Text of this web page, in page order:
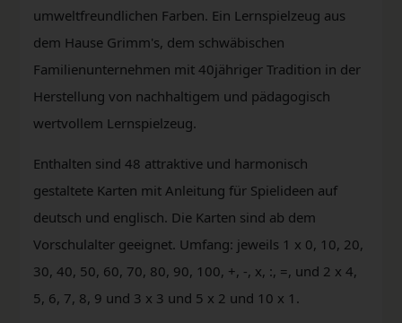
umweltfreundlichen Farben. Ein Lernspielzeug aus
dem Hause Grimm's, dem schwäbischen
Familienunternehmen mit 40jähriger Tradition in der
Herstellung von nachhaltigem und pädagogisch
wertvollem Lernspielzeug.
Enthalten sind 48 attraktive und harmonisch
gestaltete Karten mit Anleitung für Spielideen auf
deutsch und englisch. Die Karten sind ab dem
Vorschulalter geeignet. Umfang: jeweils 1 x 0, 10, 20,
30, 40, 50, 60, 70, 80, 90, 100, +, -, x, :, =, und 2 x 4,
5, 6, 7, 8, 9 und 3 x 3 und 5 x 2 und 10 x 1.